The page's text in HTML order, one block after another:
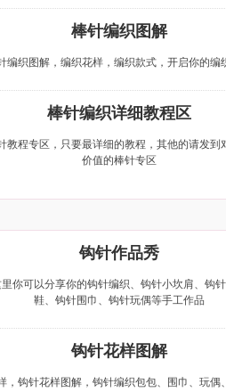
棒针编织图解
编织图解，编织花样，编织款式，开启你的编
棒针编织详细教程区
教程专区，只要最详细的教程，其他的请发到
价值的棒针专区
钩针作品秀
你可以分享你的钩针编织、钩针小坎肩、钩
鞋、钩针围巾、钩针玩偶等手工作品
钩针花样图解
，钩针花样图解，钩针编织包包、围巾、玩偶